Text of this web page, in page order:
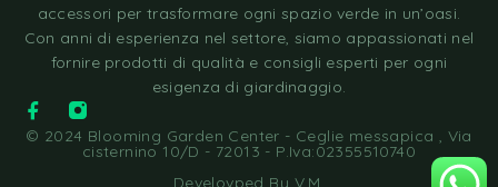
accessori per trasformare ogni spazio verde in un’oasi.
Con anni di esperienza nel settore, siamo appassionati nel
fornire prodotti di qualità e consigli esperti per ogni
esigenza di giardinaggio.
© 2024 Blooming Garden Center - Ceglie messapica , Via
cisternino 10/D - 72013 - P.Iva:02355510740
Develovped By V.M